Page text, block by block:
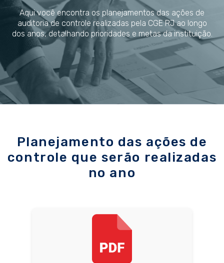
Aqui você encontra os planejamentos das ações de
auditoria de controle realizadas pela CGE RJ ao longo
dos anos, detalhando prioridades e metas da instituição.
Planejamento das ações de
controle que serão realizadas
no ano